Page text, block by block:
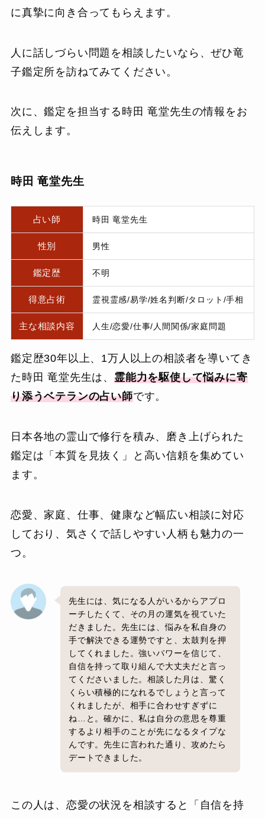
に真摯に向き合ってもらえます。
人に話しづらい問題を相談したいなら、ぜひ竜
子鑑定所を訪ねてみてください。
次に、鑑定を担当する時田 竜堂先生の情報をお
伝えします。
時田 竜堂先生
占い師 時田 竜堂先生
性別 男性
鑑定歴 不明
得意占術 霊視霊感/易学/姓名判断/タロット/手相
主な相談内容 人生/恋愛/仕事/人間関係/家庭問題
鑑定歴30年以上、1万人以上の相談者を導いてき
た時田 竜堂先生は、 霊能力を駆使して悩みに寄
り添うベテランの占い師です。
日本各地の霊山で修行を積み、磨き上げられた
鑑定は「本質を見抜く」と高い信頼を集めてい
ます。
恋愛、家庭、仕事、健康など幅広い相談に対応
しており、気さくで話しやすい人柄も魅力の一
つ。
先生には、気になる人がいるからアプロ
ーチしたくて、その月の運気を視ていた
だきました。先生には、悩みを私自身の
手で解決できる運勢ですと、太鼓判を押
してくれました。強いパワーを信じて、
自信を持って取り組んで大丈夫だと言っ
てくださいました。相談した月は、驚く
くらい積極的になれるでしょうと言って
くれましたが、相手に合わせすぎずに
ね…と。確かに、私は自分の意思を尊重
するより相手のことが先になるタイプな
んです。先生に言われた通り、攻めたら
デートできました。
この人は、恋愛の状況を相談すると「自信を持